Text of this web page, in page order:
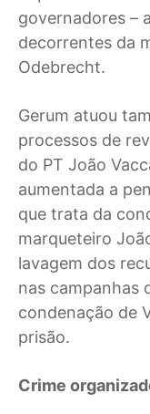
governadores –
decorrentes da
Odebrecht.
Gerum atuou
processos de
do PT João
aumentada a
que trata da
marqueteiro
lavagem dos
nas campanhas
condenação de
prisão.
Crime